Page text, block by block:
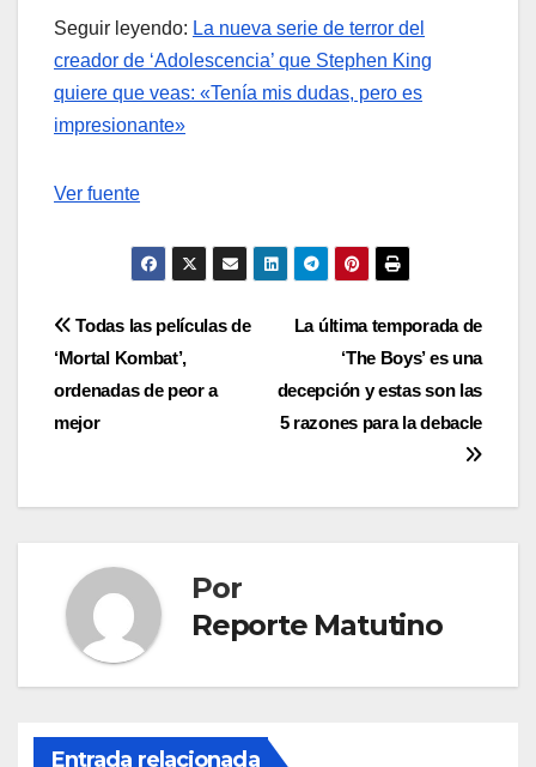
Seguir leyendo: La nueva serie de terror del
creador de ‘Adolescencia’ que Stephen King
quiere que veas: «Tenía mis dudas, pero es
impresionante»
Ver fuente
Navegación
de
entradas
La última temporada de
‘The Boys’ es una
decepción y estas son las
5 razones para la debacle
Todas las películas de
‘Mortal Kombat’,
ordenadas de peor a
mejor
Por
Reporte Matutino
Entrada relacionada